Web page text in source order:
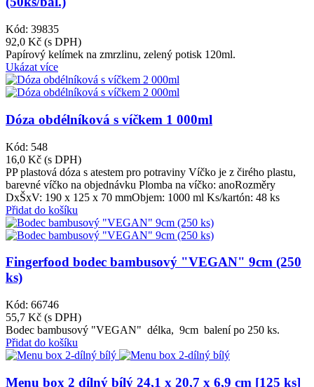
Kód: 39835
92,0 Kč (s DPH)
Papírový kelímek na zmrzlinu, zelený potisk 120ml.
Ukázat více
Dóza obdélníková s víčkem 1 000ml
Kód: 548
16,0 Kč (s DPH)
PP plastová dóza s atestem pro potraviny Víčko je z čirého plastu,
barevné víčko na objednávku Plomba na víčko: anoRozměry
DxŠxV: 190 x 125 x 70 mmObjem: 1000 ml Ks/kartón: 48 ks
Přidat do košíku
Fingerfood bodec bambusový "VEGAN" 9cm (250
ks)
Kód: 66746
55,7 Kč (s DPH)
Bodec bambusový "VEGAN" délka, 9cm balení po 250 ks.
Přidat do košíku
Menu box 2 dílný bílý 24,1 x 20,7 x 6,9 cm [125 ks]